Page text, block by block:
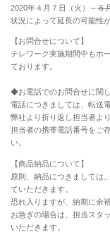
2020年４月７日（火）～５
状況によって延長の可能性
【お問合せについて】
テレワーク実施期間中もホ
ております。
◆お電話でのお問合せに関
電話につきましては、転送
弊社より折り返し担当者よ
担当者の携帯電話番号をご
い。
【商品納品について】
原則、納品につきましては
ていただきます。
恐れ入りますが、納期に余
お急ぎの場合は、担当スタ
いただきます。